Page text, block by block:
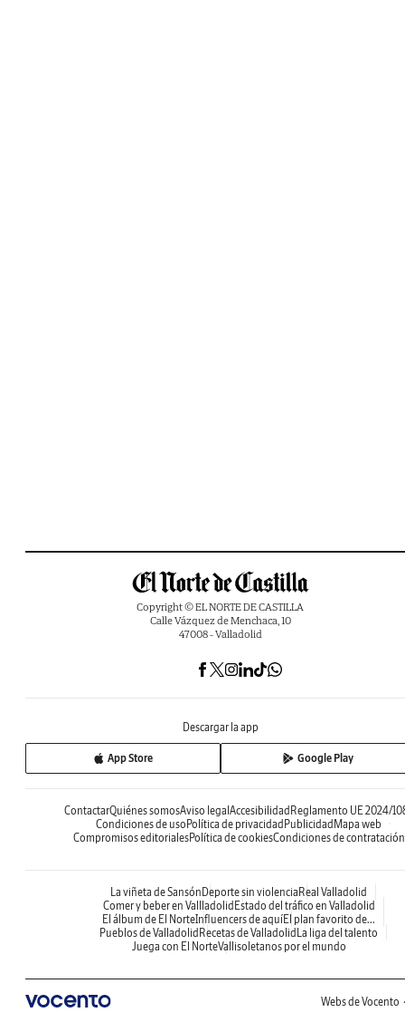
Copyright © EL NORTE DE CASTILLA
Calle Vázquez de Menchaca, 10
47008 - Valladolid
Descargar la app
App Store Google Play
ContactarQuiénes somosAviso legal Accesibilidad Reglamento UE 2024/
Condiciones de uso Política de privacidad Publicidad Mapa web
Compromisos editorialesPolítica de cookiesCondiciones de contratación
La viñeta de Sansón Deporte sin violencia Real Valladolid
Comer y beber en Vallladolid Estado del tráfico en Valladolid
El álbum de El NorteInfluencers de aquíEl plan favorito de...
Pueblos de Valladolid Recetas de Valladolid La liga del talento
Juega con El NorteVallisoletanos por el mundo
Webs de Vocento